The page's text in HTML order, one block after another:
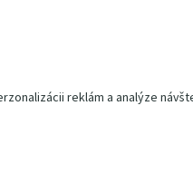
reklám a analýze
konštrukcia
brzdou
PU kolesá